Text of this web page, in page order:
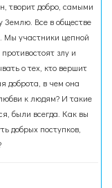
творит добро, самыми
Все в обществе
Мы участники цепной
злу и
о тех, кто вершит
доброта, в чем она
к людям? И такие
были всегда. Как вы
добрых поступков,